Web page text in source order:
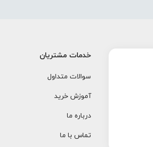
خدمات مشتریان
سوالات متداول
آموزش خرید
درباره ما
تماس با ما